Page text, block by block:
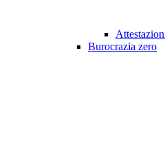
Burocrazia zero